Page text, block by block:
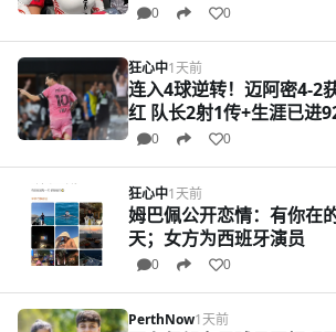
0 0
狂心中1天前
连入4球逆转！迈阿密4-2
红 队长2射1传+生涯已进
0 0
狂心中1天前
姆巴佩公开恋情：有你在
天；女方为西班牙演员
0 0
PerthNow1天前